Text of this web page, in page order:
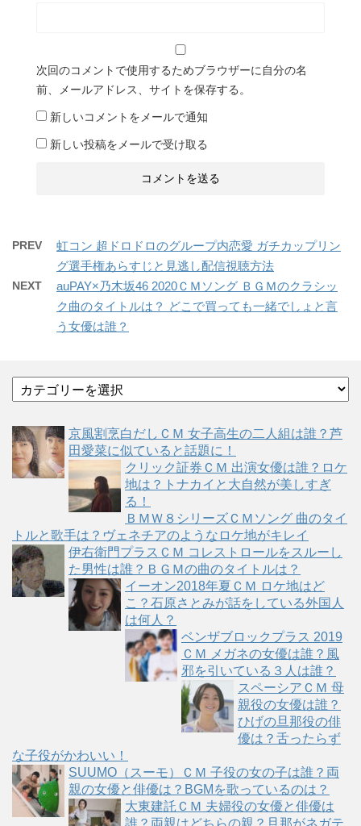
次回のコメントで使用するためブラウザーに自分の名
前、メールアドレス、サイトを保存する。
新しいコメントをメールで通知
新しい投稿をメールで受け取る
PREV
虹コン 超ドロドロのグループ内恋愛 ガチカップリン
グ選手権あらすじと見逃し配信視聴方法
NEXT
auPAY×乃木坂46 2020ＣＭソング ＢＧＭのクラシッ
ク曲のタイトルは？ どこで買っても一緒でしょと言
う女優は誰？
テ
リ
ー
京風割烹白だしＣＭ 女子高生の二人組は誰？芦
田愛菜に似ていると話題に！
クリック証券ＣＭ 出演女優は誰？ロケ
地は？トナカイと大自然が美しすぎ
る！
ＢＭＷ８シリーズＣＭソング 曲のタイ
トルと歌手は？ヴェネチアのようなロケ地がキレイ
伊右衛門プラスＣＭ コレストロールをスルーし
た男性は誰？ＢＧＭの曲のタイトルは？
イーオン2018年夏ＣＭ ロケ地はど
こ？石原さとみが話をしている外国人
は何人？
ベンザブロックプラス 2019
ＣＭ メガネの女優は誰？風
邪を引いている３人は誰？
スペーシアＣＭ 母
親役の女優は誰？
ひげの旦那役の俳
優は？舌ったらず
な子役がかわいい！
SUUMO（スーモ）ＣＭ 子役の女の子は誰？両
親の女優と俳優は？BGMを歌っているのは？
大東建託ＣＭ 夫婦役の女優と俳優は
誰？両親はどちらの親？旦那がネガテ